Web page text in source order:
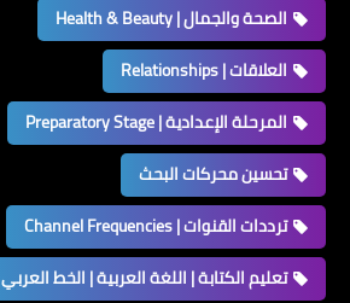
الصحة والجمال | Health & Beauty
العلاقات | Relationships
المرحلة الإعدادية | Preparatory Stage
تحسين محركات البحث
ترددات القنوات | Channel Frequencies
تعليم الكتابة | اللغة العربية | الخط العربي